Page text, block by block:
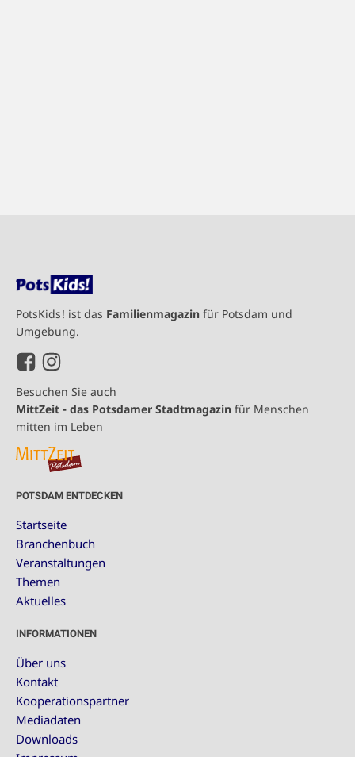
PotsKids! ist das Familienmagazin für Potsdam und
Umgebung.
Besuchen Sie auch
MittZeit - das Potsdamer Stadtmagazin für Menschen
mitten im Leben
POTSDAM ENTDECKEN
Startseite
Branchenbuch
Veranstaltungen
Themen
Aktuelles
INFORMATIONEN
Über uns
Kontakt
Kooperationspartner
Mediadaten
Downloads